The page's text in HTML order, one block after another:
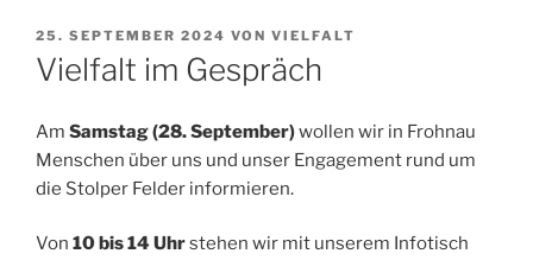
VERÖFFENTLICHT
AM
25. SEPTEMBER 2024 VON VIELFALT
Vielfalt im Gespräch
Am Samstag (28. September)wollen wir in Frohnau
Menschen über uns und unser Engagement rund um
die Stolper Felder informieren.
Von 10 bis 14 Uhrstehen wir mit unserem Infotisch